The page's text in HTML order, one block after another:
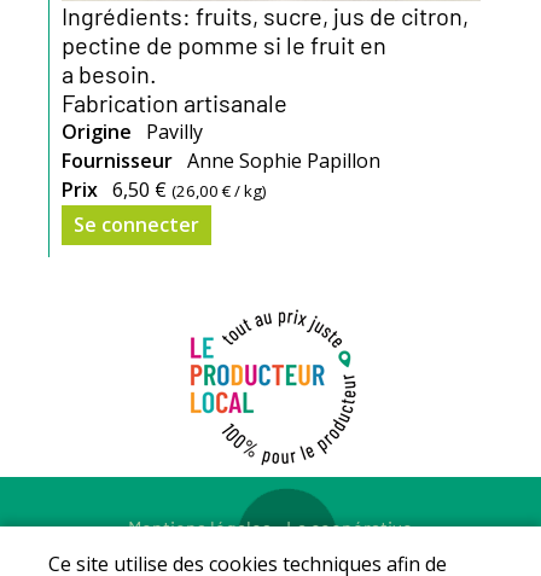
Ingrédients: fruits, sucre, jus de citron,
pectine de pomme si le fruit en
a besoin.
Fabrication artisanale
Origine
Pavilly
Fournisseur Anne Sophie Papillon
Prix 6,50 € (26,00 €/ kg)
Se connecter
Mentions légales-La coopérative
© Copyright 2026 - LE PRODUCTEUR LOCAL - Tous droits
Ce site utilise des cookies techniques afin de